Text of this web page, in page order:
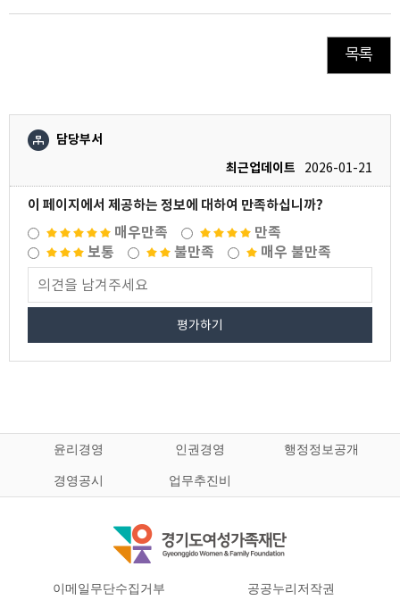
목록
담당부서
최근업데이트
2026-01-21
이 페이지에서 제공하는 정보에 대하여 만족하십니까?
매우만족
만족
보통
불만족 매우 불만족
평가하기
윤리경영 인권경영 행정정보공개
경영공시 업무추진비
이메일무단수집거부 공공누리저작권